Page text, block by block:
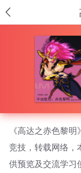
《高达之赤色黎
竞技，转载网络，
供预览及交流学习